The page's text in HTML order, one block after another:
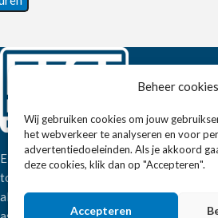
Beheer cookies
Wij gebruiken cookies om jouw
het webverkeer te analyseren en voor
advertentiedoeleinden. Als je akkoord
deze cookies, klik dan op "Accepteren".
Accepteren
Eissens FSE is een horeca
totaalleverancier. U vindt bij ons niet
alleen inspiratie maar ook een breed